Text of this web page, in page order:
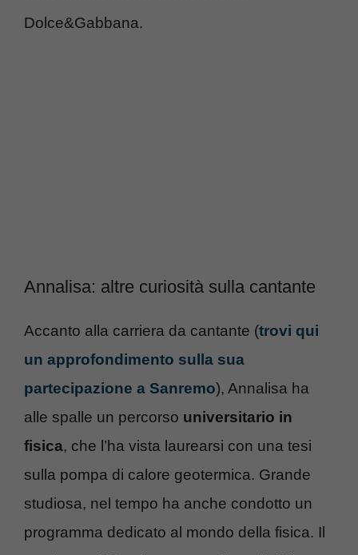
Dolce&Gabbana.
Annalisa: altre curiosità sulla cantante
Accanto alla carriera da cantante (trovi qui
un approfondimento sulla sua
partecipazione a Sanremo), Annalisa ha
alle spalle un percorso universitario in
fisica, che l’ha vista laurearsi con una tesi
sulla pompa di calore geotermica. Grande
studiosa, nel tempo ha anche condotto un
programma dedicato al mondo della fisica. Il